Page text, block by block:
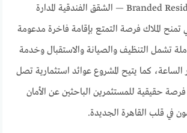
جديدًا من الـBranded Residences — الشقق الفندقية المدارة
تمنح الملاك فرصة التمتع بإقامة فاخرة مدعومة
تشمل التنظيف والصيانة والاستقبال وخدمة
الساعة، كما يتيح المشروع عوائد استثمارية تصل
فرصة حقيقية للمستثمرين الباحثين عن الأمان
في قلب القاهرة الجديدة.